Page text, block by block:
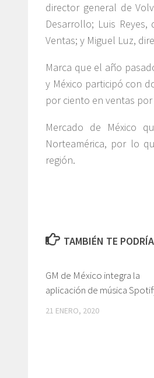
director general de
Desarrollo; Luis
Ventas; y Miguel Luz,
Marca que el año
y México participó con
por ciento en ventas
Mercado de México
Norteamérica, por lo
región.
TAMBIÉN TE
GM de México integra la
aplicación de música
21 ENERO, 2020